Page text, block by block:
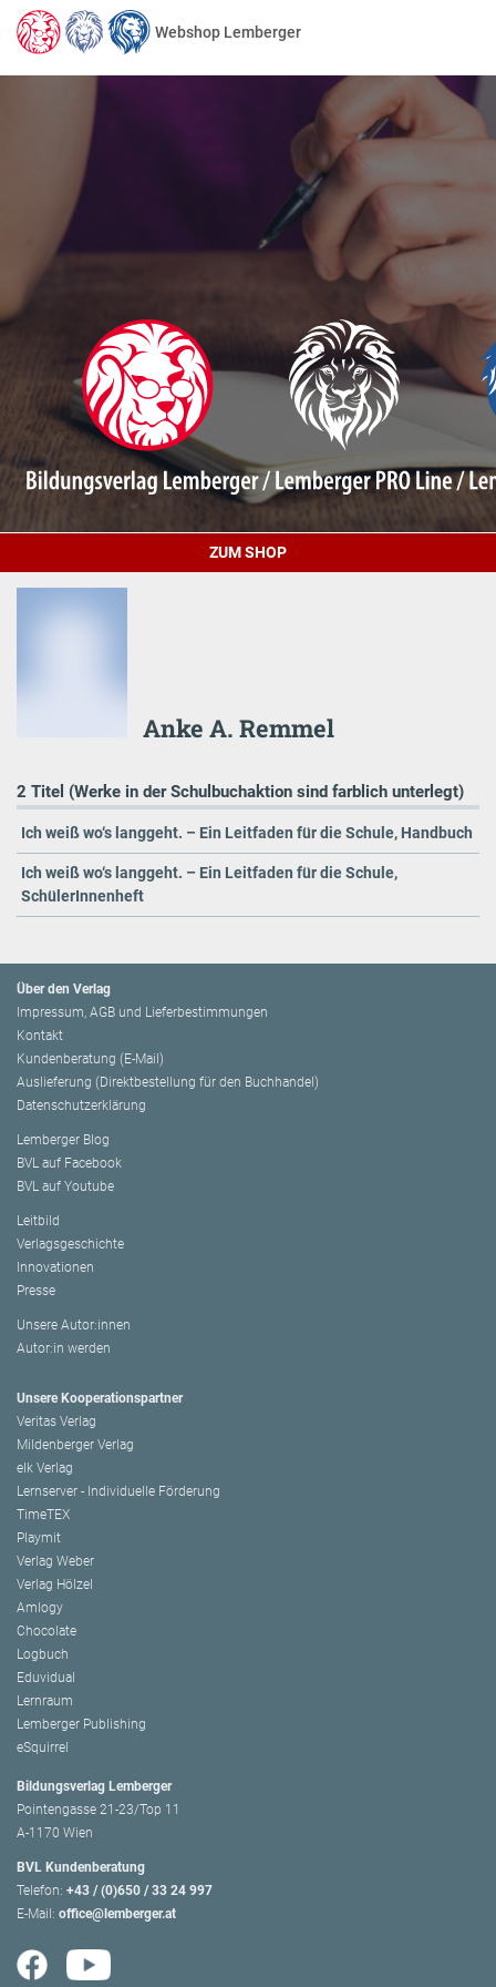
Webshop Lemberger
ZUM SHOP
Anke A. Remmel
2 Titel (Werke in der Schulbuchaktion sind farblich unterlegt)
Ich weiß wo‘s langgeht. – Ein Leitfaden für die Schule, Handbuch
Ich weiß wo‘s langgeht. – Ein Leitfaden für die Schule,
SchülerInnenheft
Über den Verlag
Impressum, AGB und Lieferbestimmungen
Kontakt
Kundenberatung (E-Mail)
Auslieferung (Direktbestellung für den Buchhandel)
Datenschutzerklärung
Lemberger Blog
BVL auf Facebook
BVL auf Youtube
Leitbild
Verlagsgeschichte
Innovationen
Presse
Unsere Autor:innen
Autor:in werden
Unsere Kooperationspartner
Veritas Verlag
Mildenberger Verlag
elk Verlag
Lernserver - Individuelle Förderung
TimeTEX
Playmit
Verlag Weber
Verlag Hölzel
Amlogy
Chocolate
Logbuch
Eduvidual
Lernraum
Lemberger Publishing
eSquirrel
Bildungsverlag Lemberger
Pointengasse 21-23/Top 11
A-1170 Wien
BVL Kundenberatung
Telefon: +43 / (0)650 / 33 24 997
E-Mail: office@lemberger.at